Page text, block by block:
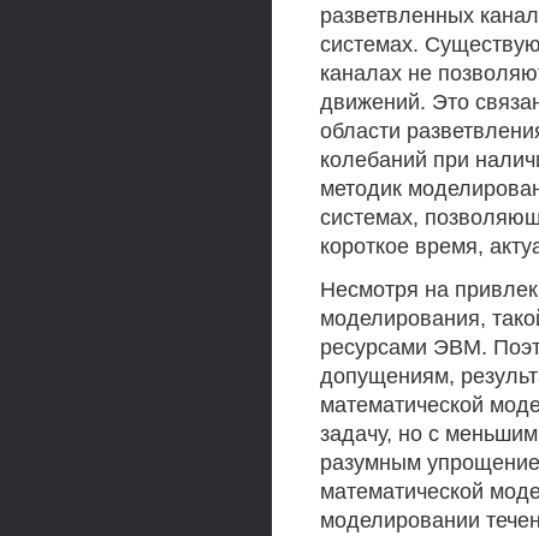
разветвленных
системах.
каналах не
движений. Это
области
колебаний при
методик
системах,
короткое время,
Несмотря на
моделирования,
ресурсами ЭВМ.
допущениям,
математической
задачу, но с
разумным
математической
моделировании